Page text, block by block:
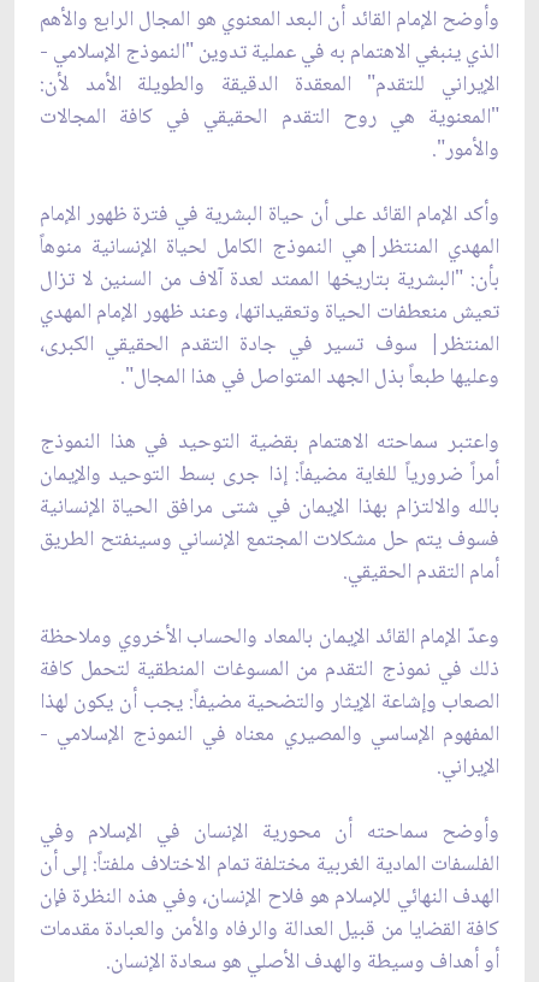
وأوضح الإمام القائد ‌أن البعد المعنوي هو المجال الرابع والأهم
الذي ينبغي الاهتمام به في عملية‌ تدوين "النموذج الإسلامي -
الإيراني للتقدم" المعقدة الدقيقة والطويلة الأمد لأن:
"المعنوية هي روح التقدم الحقيقي في كافة المجالات
والأمور".
وأكد الإمام القائد‌ على أن حياة البشرية في فترة ظهور الإمام
المهدي المنتظر|هي النموذج الكامل لحياة الإنسانية منوهاً
بأن: "البشرية بتاريخها الممتد لعدة آلاف من السنين لا تزال
تعيش منعطفات الحياة وتعقيداتها، وعند ظهور الإمام المهدي
المنتظر| سوف تسير في جادة ‌التقدم الحقيقي الكبرى،
وعليها طبعاً بذل الجهد المتواصل في هذا المجال".
واعتبر سماحته الاهتمام بقضية التوحيد في هذا النموذج
أمراً ضرورياً للغاية مضيفاً: إذا جرى بسط التوحيد والإيمان
بالله والالتزام بهذا الإيمان في شتى مرافق الحياة الإنسانية
فسوف يتم حل مشكلات المجتمع الإنساني وسينفتح الطريق
أمام التقدم الحقيقي.
وعدّ الإمام القائد الإيمان بالمعاد والحساب الأخروي وملاحظة
ذلك في نموذج التقدم من المسوغات المنطقية لتحمل كافة
الصعاب وإشاعة الإيثار والتضحية مضيفاً: يجب أن يكون لهذا
المفهوم الإساسي والمصيري معناه في النموذج الإسلامي -
الإيراني.
وأوضح سماحته أن محورية الإنسان في الإسلام وفي
الفلسفات المادية الغربية مختلفة تمام الاختلاف ملفتاً: إلى أن
الهدف النهائي للإسلام هو فلاح الإنسان، وفي هذه النظرة فإن
كافة القضايا من قبيل العدالة‌ والرفاه والأمن والعبادة مقدمات
أو أهداف وسيطة والهدف الأصلي هو سعادة الإنسان.